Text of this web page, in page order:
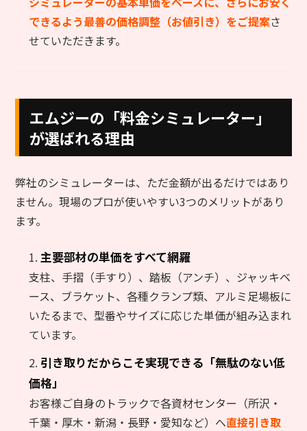
できるよう最善の価格調整（お値引き）をご提案さ
せていただきます。
エムジーの「料金シミュレーター」
が選ばれる理由
弊社のシミュレーターは、ただ金額が出るだけではあり
ません。現場のプロが使いやすい3つのメリットがあり
ます。
主要部材の単価をすべて網羅
支柱、手摺（手すり）、踏板（アンチ）、ジャッキベ
ース、ブラケット、各種クランプ類、アルミ足場板に
いたるまで、型番やサイズに応じた単価が組み込まれ
ています。
引き取りだからこそ実現できる「無駄のない低
価格」
お客様ご自身のトラックで各資材センター（所沢・
千葉・厚木・新潟・長野・愛知など）へ直接引き取